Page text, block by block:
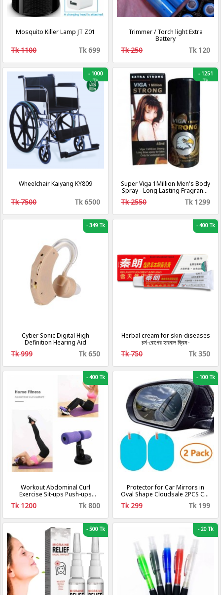
Mosquito Killer Lamp JT Z01
Tk 1100 Tk 699
Trimmer / Torch light Extra
Battery
Tk 250 Tk 120
-1000
Tk
Wheelchair Kaiyang KY809
Tk 7500 Tk 6500
-1251
Tk
Super Viga 1Million Men's Body
Spray - Long Lasting Fragrance
Tk 2550 Tk 1299
-349 Tk
Cyber Sonic Digital High
Definition Hearing Aid
Tk 999 Tk 650
-400 Tk
Herbal cream for skin-diseases
চর্ম-রোগের হারবাল ক্রিম-
Tk 750 Tk 350
-400 Tk
Workout Abdominal Curl
Exercise Sit-ups Push-ups
Tk 1200 Tk 800
-100 Tk
Protector for Car Mirrors in
Oval Shape Cloudsale 2PCS Car
Rearview Mirror Film
Tk 299 Tk 199
-500 Tk -20 Tk